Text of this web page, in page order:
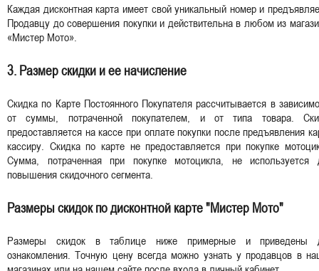
Каждая дисконтная карта имеет свой уникальный номер и
Продавцу до совершения покупки и действительна в любом из
«Мистер Мото».
3. Размер скидки и ее начисление
Скидка по Карте Постоянного Покупателя рассчитывается в
от суммы, потраченной покупателем, и от типа товара.
предоставляется на кассе при оплате покупки после предъявления
кассиру. Скидка по карте не предоставляется при покупке
Сумма, потраченная при покупке мотоцикла, не используется
повышения скидочного сегмента.
Размеры скидок по дисконтной карте "Мистер Мото"
Размеры скидок в таблице ниже примерные и приведены
ознакомления. Точную цену всегда можно узнать у продавцов в